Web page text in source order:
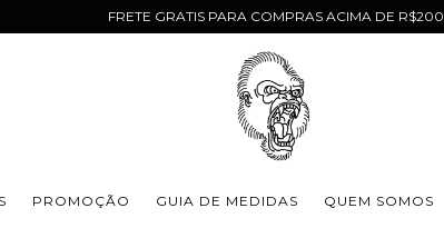
FRETE GRATIS PARA COMPRAS ACIMA DE R$200
PROMOÇÃO GUIA DE MEDIDAS QUEM SOMOS